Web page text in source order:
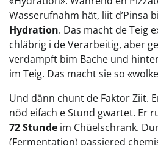
Wasserufnahm hät, liit d’Pinsa
Hydration. Das macht de Teig
chläbrig i de Verarbeitig, aber
verdampft bim Bache und
im Teig. Das macht sie so
Und dänn chunt de Faktor Ziit.
nöd eifach e Stund gwartet. Er
72 Stunde im Chüelschrank.
(Fermentation) passiered